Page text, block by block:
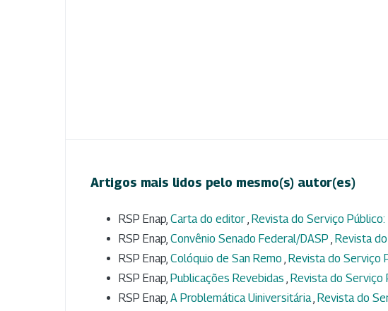
Artigos mais lidos pelo mesmo(s) autor(es)
RSP Enap, Carta do editor, Revista do Serviço
RSP Enap, Convênio Senado Federal/DASP , Revista
RSP Enap, Colóquio de San Remo , Revista do Serviço
RSP Enap, Publicações Revebidas , Revista do Serviço
RSP Enap, A Problemática Uiniversitária, Revista do